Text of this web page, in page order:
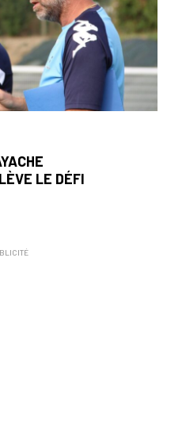
LE DÉFI